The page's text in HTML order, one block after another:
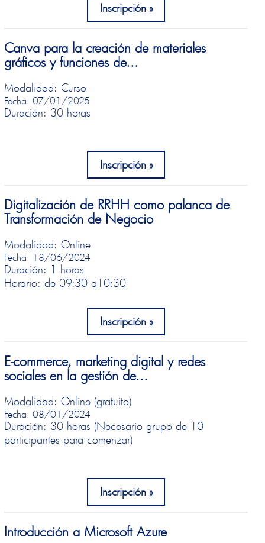
Inscripción
Canva para la creación de materiales
gráficos y funciones de...
Modalidad: Curso
Fecha: 07/01/2025
Duración: 30 horas
Inscripción
Digitalización de RRHH como palanca de
Transformación de Negocio
Modalidad: Online
Fecha: 18/06/2024
Duración: 1 horas
Horario: de 09:30 a10:30
Inscripción
E-commerce, marketing digital y redes
sociales en la gestión de...
Modalidad: Online (gratuito)
Fecha: 08/01/2024
Duración: 30 horas (Necesario grupo de 10
participantes para comenzar)
Inscripción
Introducción a Microsoft Azure